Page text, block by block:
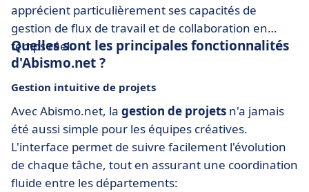
apprécient particulièrement ses capacités de
gestion de flux de travail et de collaboration en
temps réel.
Quelles sont les principales fonctionnalités
d'Abismo.net ?
Gestion intuitive de projets
Avec Abismo.net, la gestion de projets n'a jamais
été aussi simple pour les équipes créatives.
L'interface permet de suivre facilement l'évolution
de chaque tâche, tout en assurant une coordination
fluide entre les départements: